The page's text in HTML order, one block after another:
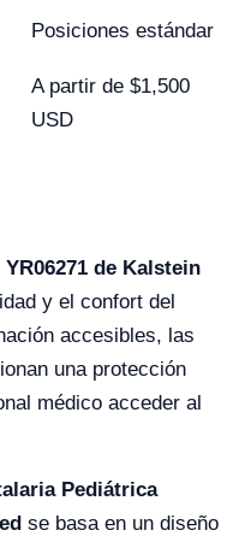
Posiciones estándar
A partir de $1,500
USD
de Kalstein
y el confort del
accesibles, las
una protección
médico acceder al
Pediátrica
se basa en un diseño